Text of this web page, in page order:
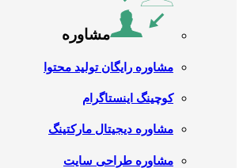
مشاوره
مشاوره رایگان تولید محتوا
کوچینگ اینستاگرام
مشاوره دیجیتال مارکتینگ
مشاوره طراحی سایت